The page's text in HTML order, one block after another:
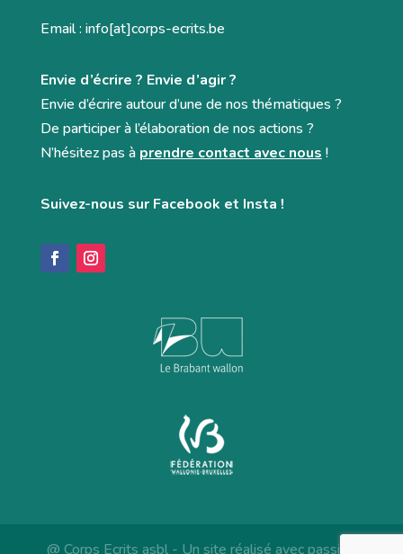
Email : info[at]corps-ecrits.be
Envie d’écrire ? Envie d’agir ?
Envie d’écrire autour d’une de nos thématiques ?
De participer à l’élaboration de nos actions ?
N’hésitez pas à prendre contact avec nous !
Suivez-nous sur Facebook et Insta !
@ Corps Ecrits asbl - Un site réalisé avec passion